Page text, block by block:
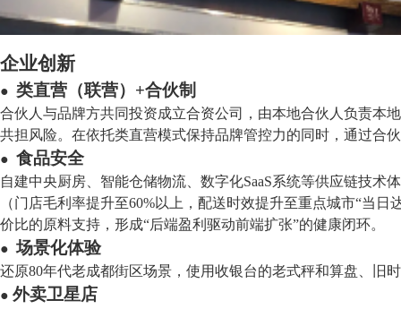
企业创新
● 类直营（联营）+合伙制
合伙人与品牌方共同投资成立合资公司，由本地合伙人负责本
共担风险。在依托类直营模式保持品牌管控力的同时，通过合
● 食品安全
自建中央厨房、智能仓储物流、数字化SaaS系统等供应链技
（门店毛利率提升至60%以上，配送时效提升至重点城市“当
价比的原料支持，形成“后端盈利驱动前端扩张”的健康闭环。
●场景化体验
还原80年代老成都街区场景，使用收银台的老式秤和算盘、旧
● 外卖卫星店